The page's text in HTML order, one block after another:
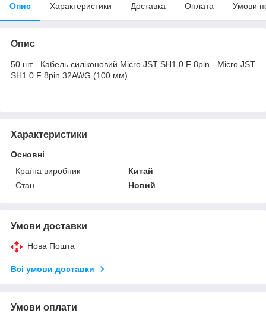
Опис Характеристики Доставка Оплата Умови
Опис
50 шт - Кабель силіконовий Micro JST SH1.0 F 8pin - Micro JST
SH1.0 F 8pin 32AWG (100 мм)
Характеристики
Основні
Країна виробник
Китай
Стан
Новий
Умови доставки
Нова Пошта
Всі умови доставки
Умови оплати